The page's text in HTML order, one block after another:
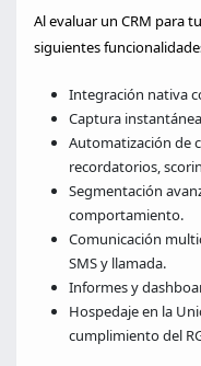
Al evaluar un CRM para
siguientes
Integración nativa
Captura
Automatización de
recordatorios,
Segmentación
comportamiento.
Comunicación
SMS y llamada.
Informes y
Hospedaje en la
cumplimiento del